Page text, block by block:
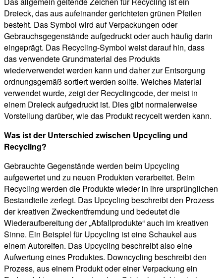
Dreieck, das aus aufeinander gerichteten grünen Pfeilen
besteht. Das Symbol wird auf Verpackungen oder
Gebrauchsgegenstände aufgedruckt oder auch häufig darin
eingeprägt. Das Recycling-Symbol weist darauf hin, dass
das verwendete Grundmaterial des Produkts
wiederverwendet werden kann und daher zur Entsorgung
ordnungsgemäß sortiert werden sollte. Welches Material
verwendet wurde, zeigt der Recyclingcode, der meist in
einem Dreieck aufgedruckt ist. Dies gibt normalerweise
Vorstellung darüber, wie das Produkt recycelt werden kann.
Was ist der Unterschied zwischen Upcycling und
Recycling?
Gebrauchte Gegenstände werden beim Upcycling
aufgewertet und zu neuen Produkten verarbeitet. Beim
Recycling werden die Produkte wieder in ihre ursprünglichen
Bestandteile zerlegt. Das Upcycling beschreibt den Prozess
der kreativen Zweckentfremdung und bedeutet die
Wiederaufbereitung der „Abfallprodukte“ auch im kreativen
Sinne. Ein Beispiel für Upcycling ist eine Schaukel aus
einem Autoreifen. Das Upcycling beschreibt also eine
Aufwertung eines Produktes. Downcycling beschreibt den
Prozess, aus einem Produkt oder einer Verpackung ein